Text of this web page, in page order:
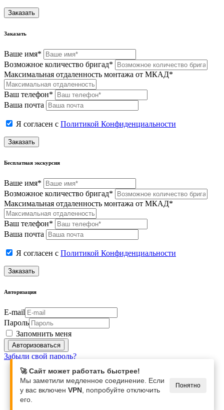
Заказать
Заказать
Ваше имя*
Возможное количество бригад*
Максимальная отдаленность монтажа от МКАД*
Ваш телефон*
Ваша почта
Я согласен с Политикой Конфиденциальности
Заказать
Бесплатная экскурсия
Ваше имя*
Возможное количество бригад*
Максимальная отдаленность монтажа от МКАД*
Ваш телефон*
Ваша почта
Я согласен с Политикой Конфиденциальности
Заказать
Авторизация
E-mail
Пароль
Запомнить меня
Забыли свой пароль?
🚀 Сайт может работать быстрее!
Мы заметили медленное соединение. Если
у вас включен VPN , попробуйте отключить
его.
Понятно